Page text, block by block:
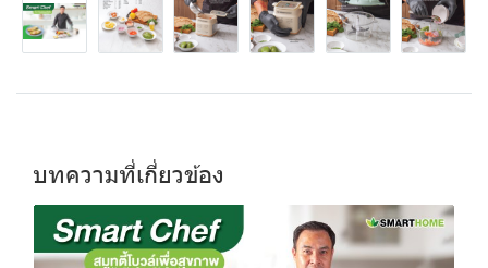
บทความที่เกี่ยวข้อง